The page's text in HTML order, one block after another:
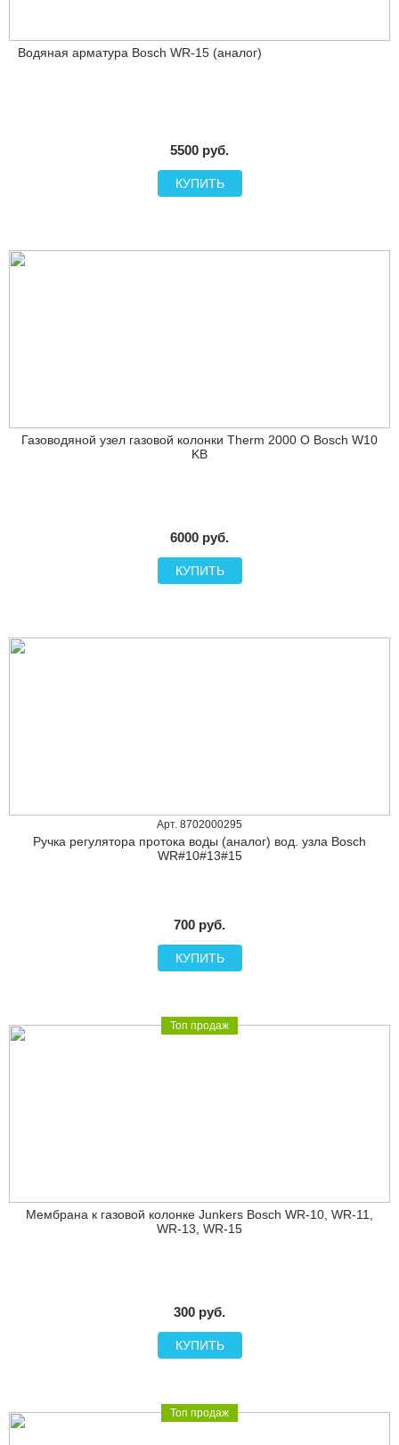
Водяная арматура Bosch WR-15 (аналог)
5500 руб.
КУПИТЬ
Газоводяной узел газовой колонки Therm 2000 O Bosch W10
KB
6000 руб.
КУПИТЬ
Арт. 8702000295
Ручка регулятора протока воды (аналог) вод. узла Bosсh
WR#10#13#15
700 руб.
КУПИТЬ
Топ продаж
Мембрана к газовой колонке Junkers Bosch WR-10, WR-11,
WR-13, WR-15
300 руб.
КУПИТЬ
Топ продаж